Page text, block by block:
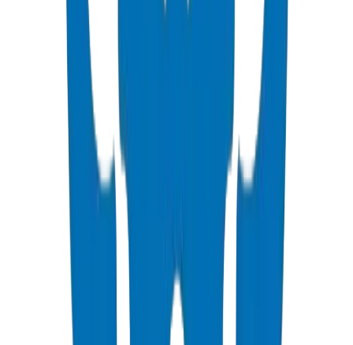
Joints de dilatation : Joints coulissants à intervalles calculés.
Raccordements flexibles : Utilisez des joints à bague en caoutchouc
à intervalles pour les tuyaux enterrés.
Points d'ancrage : Supports fixes aux extrémités, supports libres
entre les points d'ancrage.
Inspection visuelle : Les tuyaux Crown sont marqués au laser avec
des codes de lot de production pour une traçabilité complète de la
matière première au produit installé.
Tolérance d'épaisseur de paroi : Crown maintient ±0,2 mm sur
toutes les lignes UPVC — nettement plus serré que les importations
courantes de ±0,5 à 0,8 mm en moyenne. Vérifiez l'épaisseur de
paroi avec un pied à coulisse lors de l'inspection de réception.